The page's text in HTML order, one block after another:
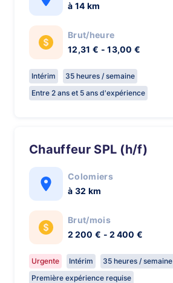
à 14 km
Brut/heure
12,31 € - 13,00 €
Intérim
35 heures / semaine
Entre 2 ans et 5 ans d'expérience
Chauffeur SPL (h/f)
Colomiers
à 32 km
Brut/mois
2 200 € - 2 400 €
Urgente Intérim
35 heures / semaine
Première expérience requise